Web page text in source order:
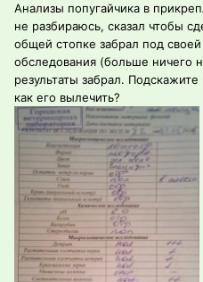
Анализы попугайчика в
не разбираюсь, сказал чтобы
общей стопке забрал под
обследования (больше ничего
результаты забрал.
как его вылечить?